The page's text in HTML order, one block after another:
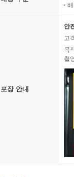
포장 안내
안
고
목
촬